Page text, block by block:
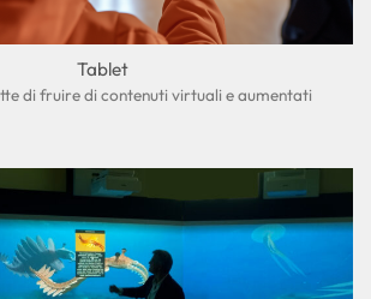
Tablet
di fruire di contenuti virtuali e aumentati